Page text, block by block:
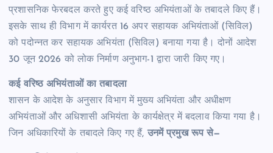
प्रशासनिक फेरबदल करते हुए कई वरिष्ठ अभियंताओं के तबादले किए हैं।
इसके साथ ही विभाग में कार्यरत 16 अपर सहायक अभियंताओं (सिविल)
को पदोन्नत कर सहायक अभियंता (सिविल) बनाया गया है। दोनों आदेश
30 जून 2026 को लोक निर्माण अनुभाग-1 द्वारा जारी किए गए।
कई वरिष्ठ अभियंताओं का तबादला
शासन के आदेश के अनुसार विभाग में मुख्य अभियंता और अधीक्षण
अभियंताओं और अधिशासी अभियंता के कार्यक्षेत्र में बदलाव किया गया है।
जिन अधिकारियों के तबादले किए गए हैं, उनमें प्रमुख रूप से—